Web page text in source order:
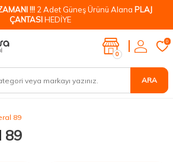
!!! 2 Adet Güneş Ürünü Alana PLAJ
ÇANTASIHEDİYE
ARA
0
0
89
89